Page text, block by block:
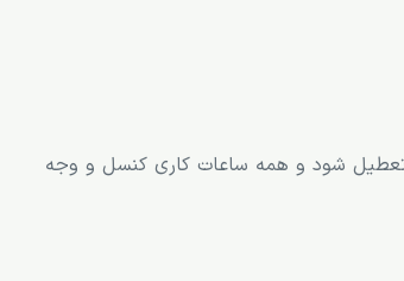
تعطیل شود و همه ساعات کاری کنسل و وجه